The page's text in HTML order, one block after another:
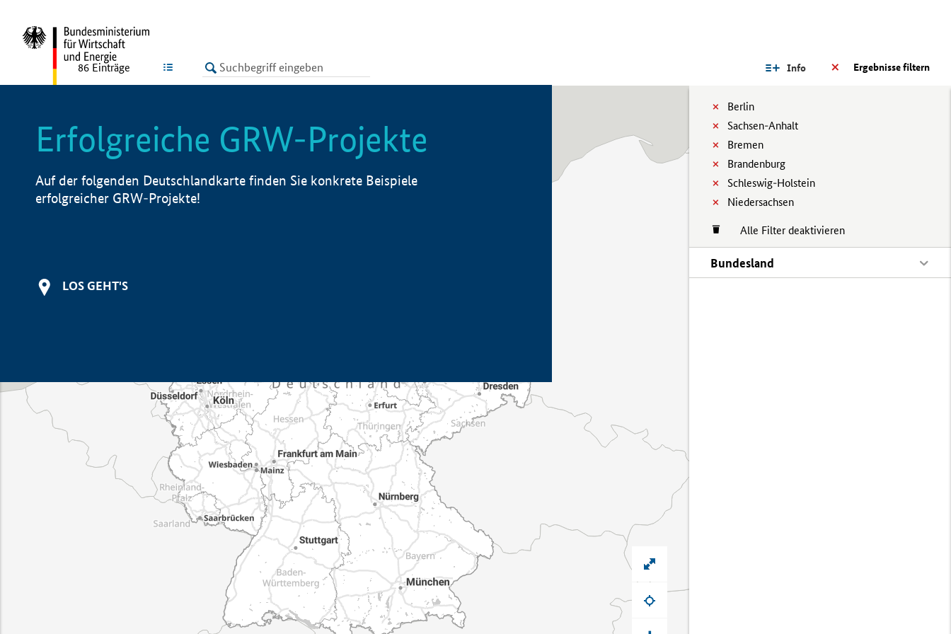
LISTE Ergebnisse filtern
Info
Berlin
Sachsen-Anhalt
Bremen
Brandenburg
Schleswig-Holstein
Niedersachsen
Alle Filter deaktivieren
Bundesland
86 Einträge
Erfolgreiche GRW-Projekte
Auf der folgenden Deutschlandkarte finden Sie konkrete Beispiele
erfolgreicher GRW-Projekte!
LOS GEHT'S